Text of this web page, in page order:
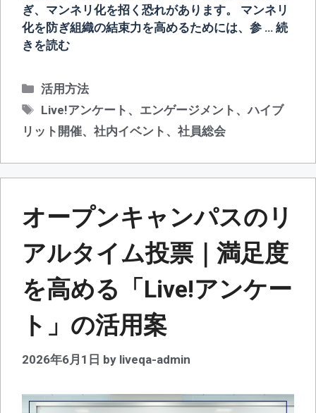
ぎ、マンネリ化を招く恐れがあります。 マンネリ
化を防ぎ組織の結束力を高めるためには、参 … 続
きを読む
カ
テ
リ
活用方法
タ
グ
Live!アンケート 、 エンゲージメント 、ハイブ
リット開催、 社内イベント 、 社員総会
オープンキャンパスのリ
アルタイム投票｜満足度
を高める「Live!アンケー
ト」の活用案
2026年6月1日 by liveqa-admin